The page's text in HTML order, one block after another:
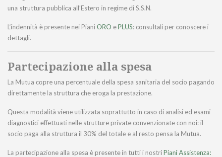
una struttura pubblica all’Estero in regime di S.S.N.
L’indennità è presente nei PianiORO ePLUS: consultali per conoscere i
dettagli.
Partecipazione alla spesa
La Mutua copre una percentuale della spesa sanitaria del socio pagando
direttamente la struttura che eroga la prestazione.
Questa modalità viene utilizzata soprattutto in caso di analisi ed esami
diagnostici effettuati nelle strutture private convenzionate con noi: il
socio paga alla struttura il 30% del totale e al resto pensa la Mutua.
La partecipazione alla spesa è presente in tutti i nostriPiani Assistenza: